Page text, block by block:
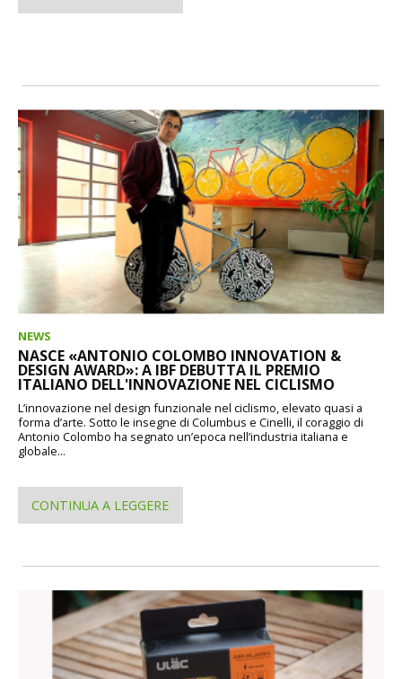
NEWS
NASCE «ANTONIO COLOMBO INNOVATION &
DESIGN AWARD»: A IBF DEBUTTA IL PREMIO
ITALIANO DELL'INNOVAZIONE NEL CICLISMO
L’innovazione nel design funzionale nel ciclismo, elevato quasi a
forma d’arte. Sotto le insegne di Columbus e Cinelli, il coraggio di
Antonio Colombo ha segnato un’epoca nell’industria italiana e
globale...
CONTINUA A LEGGERE